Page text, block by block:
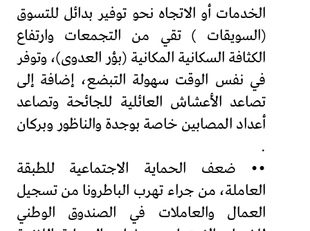
الخدمات أو الاتجاه نحو توفير بدائل للتسوق
(السويقات ) تقي من التجمعات وارتفاع
الكثافة السكانية المكانية (بؤر العدوى)، وتوفر
في نفس الوقت سهولة التبضع، إضافة إلى
تصاعد الأعشاش العائلية للجائحة وتصاعد
أعداد المصابين خاصة بوجدة والناظور وبركان
.
•• ضعف الحماية الاجتماعية للطبقة
العاملة، من جراء تهرب الباطرونا من تسجيل
العمال والعاملات في الصندوق الوطني